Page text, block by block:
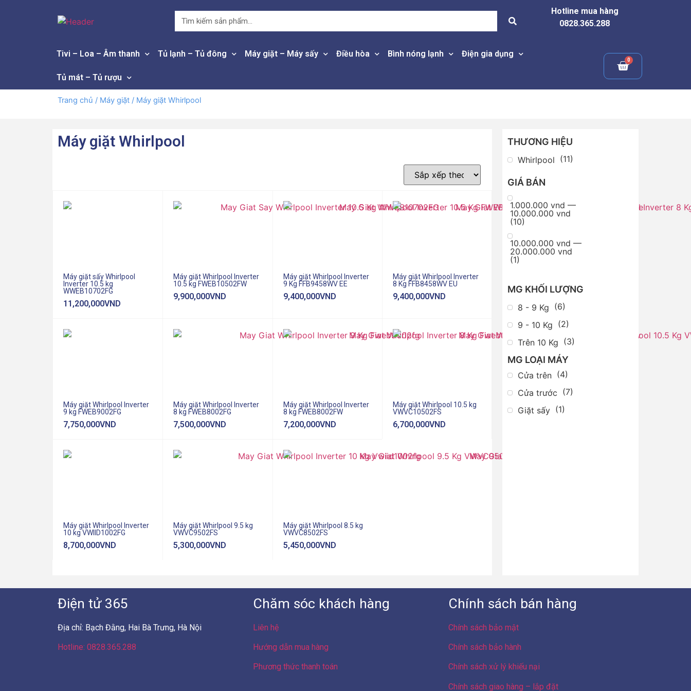
Hotline mua hàng
0828.365.288
Tivi – Loa – Âm thanh Tủ lạnh – Tủ đông Máy giặt – Máy sấy Điều hòa Bình nóng lạnh Điện gia dụng
Tủ mát – Tủ rượu
Trang chủ / Máy giặt / Máy giặt Whirlpool
Máy giặt Whirlpool
Máy giặt sấy Whirlpool
Inverter 10.5 kg
WWEB10702FG
11,200,000VND
Máy giặt Whirlpool Inverter
10.5 kg FWEB10502FW
9,900,000VND
Máy giặt Whirlpool Inverter
9 Kg FFB9458WV EE
9,400,000VND
Máy giặt Whirlpool Inverter
8 Kg FFB8458WV EU
9,400,000VND
Máy giặt Whirlpool Inverter
9 kg FWEB9002FG
7,750,000VND
Máy giặt Whirlpool Inverter
8 kg FWEB8002FG
7,500,000VND
Máy giặt Whirlpool Inverter
8 kg FWEB8002FW
7,200,000VND
Máy giặt Whirlpool 10.5 kg
VWVC10502FS
6,700,000VND
Máy giặt Whirlpool Inverter
10 kg VWIID1002FG
8,700,000VND
Máy giặt Whirlpool 9.5 kg
VWVC9502FS
5,300,000VND
Máy giặt Whirlpool 8.5 kg
VWVC8502FS
5,450,000VND
THƯƠNG HIỆU
Whirlpool (11)
GIÁ BÁN
1.000.000 vnd —
10.000.000 vnd
(10)
10.000.000 vnd —
20.000.000 vnd
(1)
MG KHỐI LƯỢNG
8 - 9 Kg (6)
9 - 10 Kg (2)
Trên 10 Kg (3)
MG LOẠI MÁY
Cửa trên (4)
Cửa trước (7)
Giặt sấy (1)
Điện tử 365
Địa chỉ: Bạch Đằng, Hai Bà Trưng, Hà Nội
Hotline: 0828.365.288
Chăm sóc khách hàng
Liên hệ
Hướng dẫn mua hàng
Phương thức thanh toán
Chính sách bán hàng
Chính sách bảo mật
Chính sách bảo hành
Chính sách xử lý khiếu nại
Chính sách giao hàng – lắp đặt
THƯƠNG HIỆU
10.000.000 vnd — 20.000.000 vnd
8 - 9 Kg
MG LOẠI MÁY